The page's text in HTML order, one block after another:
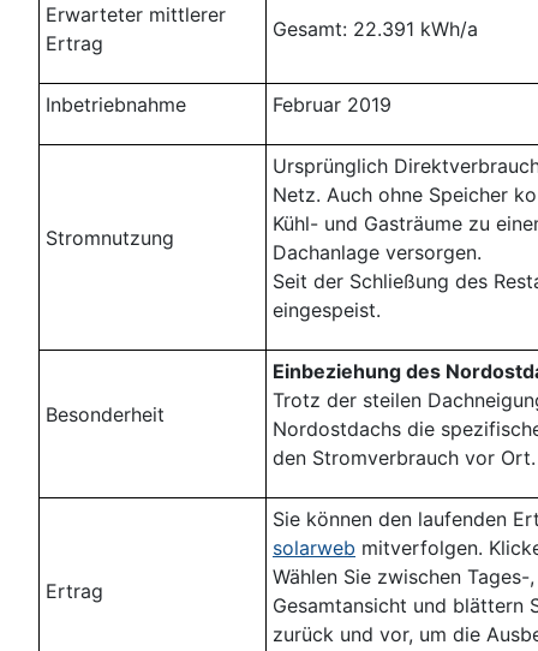
Erwarteter mittlerer
Ertrag
Gesamt: 22.391 kWh/a
Inbetriebnahme Februar 2019
Stromnutzung
Ursprünglich
Netz. Auch ohne Speicher
Kühl- und Gasträume zu
Dachanlage versorgen.
Seit der Schließung des
eingespeist.
Besonderheit
Einbeziehung des
Trotz der steilen
Nordostdachs die
den Stromverbrauch vor Ort.
Ertrag
Sie können den laufenden
solarweb mitverfolgen.
Wählen Sie zwischen
Gesamtansicht und blättern
zurück und vor, um die